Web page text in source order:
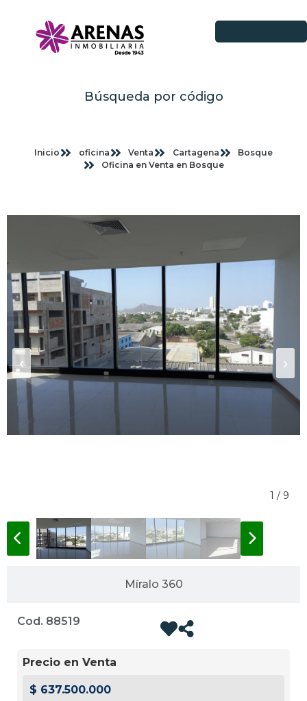
Búsqueda por código
Inicio oficina Venta Cartagena
Bosque
Oficina en Venta en Bosque
Míralo 360
1 / 9
‹ ›
Cod. 88519
Precio en Venta
$ 637.500.000